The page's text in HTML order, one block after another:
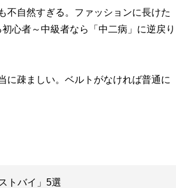
自然すぎる。ファッションに長けた
心者～中級者なら「中二病」に逆戻り
疎ましい。ベルトがなければ普通に
トバイ」5選